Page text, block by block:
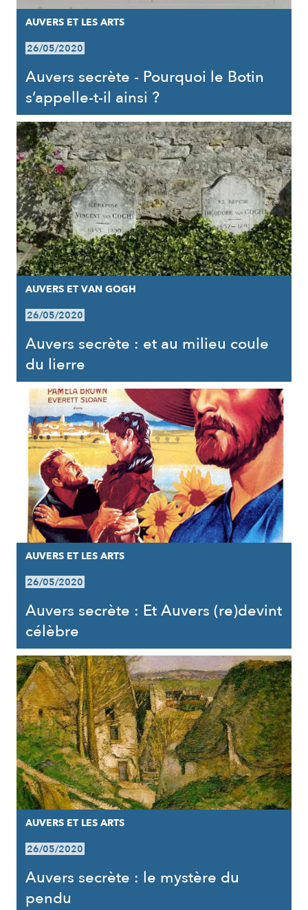
AUVERS ET LES ARTS
26/05/2020
Auvers secrète - Pourquoi le Botin
s’appelle-t-il ainsi ?
AUVERS ET VAN GOGH
26/05/2020
Auvers secrète : et au milieu coule
du lierre
AUVERS ET LES ARTS
26/05/2020
Auvers secrète : Et Auvers (re)devint
célèbre
AUVERS ET LES ARTS
26/05/2020
Auvers secrète : le mystère du
pendu